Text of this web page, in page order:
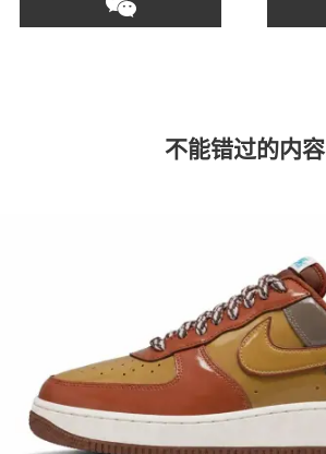
不能错过的内容